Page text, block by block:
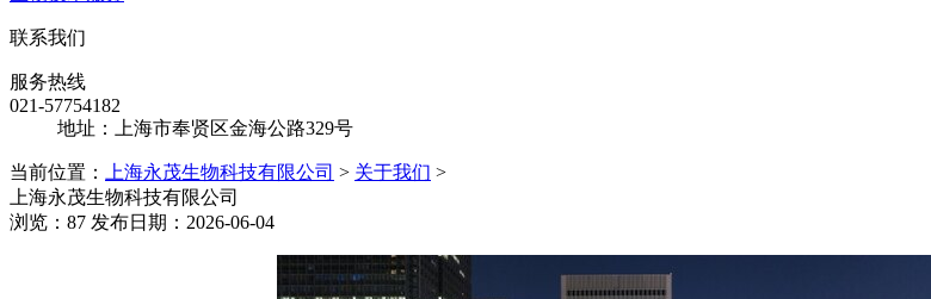
联系我们
服务热线
021-57754182
地址：上海市奉贤区金海公路329号
当前位置： 上海永茂生物科技有限公司 > 关于我们 >
上海永茂生物科技有限公司
浏览：87 发布日期：2026-06-04